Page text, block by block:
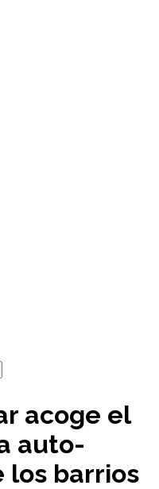
acoge el
auto-
los barrios